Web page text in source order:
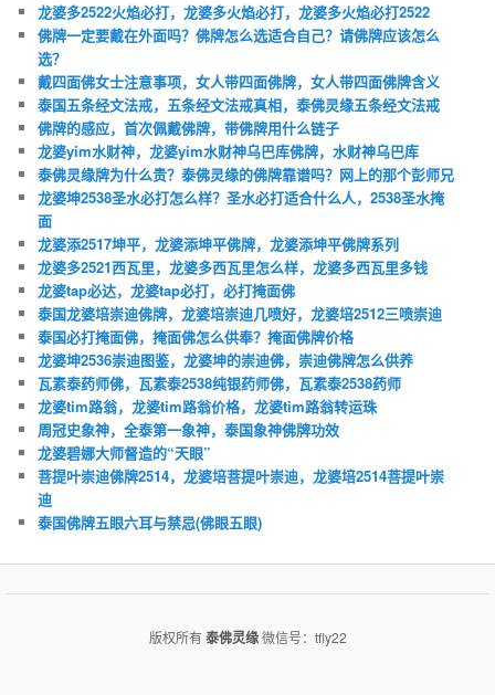
龙婆多2522火焰必打，龙婆多火焰必打，龙婆多火焰必打2522
佛牌一定要戴在外面吗？佛牌怎么选适合自己？请佛牌应该怎么
选？
戴四面佛女士注意事项，女人带四面佛牌，女人带四面佛牌含义
泰国五条经文法戒，五条经文法戒真相，泰佛灵缘五条经文法戒
佛牌的感应，首次佩戴佛牌，带佛牌用什么链子
龙婆yim水财神，龙婆yim水财神乌巴库佛牌，水财神乌巴库
泰佛灵缘牌为什么贵？泰佛灵缘的佛牌靠谱吗？网上的那个彭师兄
龙婆坤2538圣水必打怎么样？圣水必打适合什么人，2538圣水掩
面
龙婆添2517坤平，龙婆添坤平佛牌，龙婆添坤平佛牌系列
龙婆多2521西瓦里，龙婆多西瓦里怎么样，龙婆多西瓦里多钱
龙婆tap必达，龙婆tap必打，必打掩面佛
泰国龙婆培崇迪佛牌，龙婆培崇迪几喷好，龙婆培2512三喷崇迪
泰国必打掩面佛，掩面佛怎么供奉？掩面佛牌价格
龙婆坤2536崇迪图鉴，龙婆坤的崇迪佛，崇迪佛牌怎么供养
瓦素泰药师佛，瓦素泰2538纯银药师佛，瓦素泰2538药师
龙婆tim路翁，龙婆tim路翁价格，龙婆tim路翁转运珠
周冠史象神，全泰第一象神，泰国象神佛牌功效
龙婆碧娜大师督造的“天眼”
菩提叶崇迪佛牌2514，龙婆培菩提叶崇迪，龙婆培2514菩提叶崇
迪
泰国佛牌五眼六耳与禁忌(佛眼五眼)
版权所有泰佛灵缘微信号：tfly22